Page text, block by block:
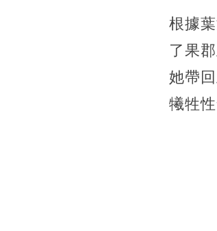
根據
了果郡
她帶
犧牲